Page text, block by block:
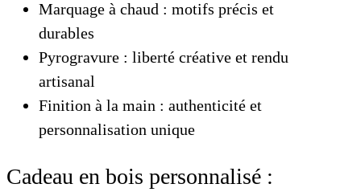
Marquage à chaud : motifs précis et
durables
Pyrogravure : liberté créative et rendu
artisanal
Finition à la main : authenticité et
personnalisation unique
Cadeau en bois personnalisé :